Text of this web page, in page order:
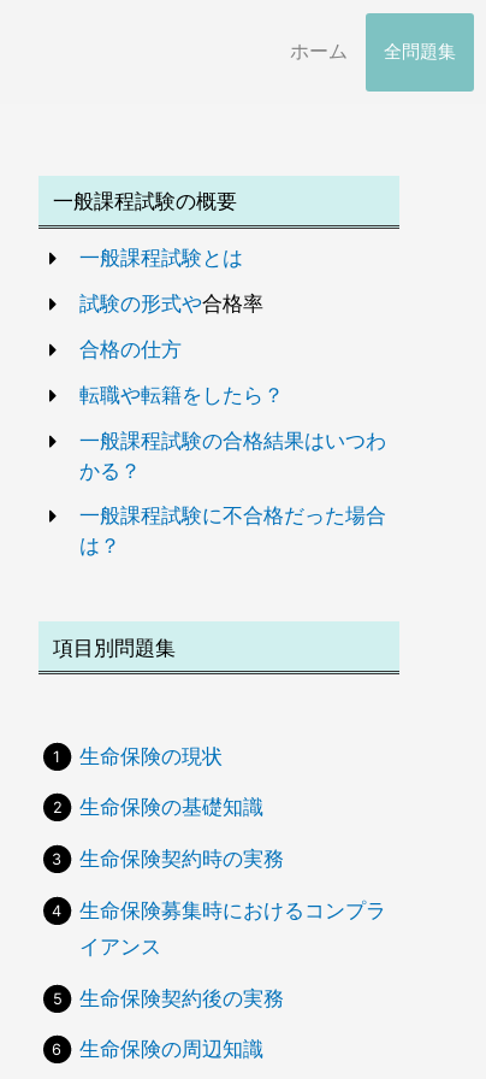
ホーム 全問題集
一般課程試験の概要
一般課程試験とは
試験の形式や合格率
合格の仕方
転職や転籍をしたら？
一般課程試験の合格結果はいつわ
かる？
一般課程試験に不合格だった場合
は？
項目別問題集
生命保険の現状
生命保険の基礎知識
生命保険契約時の実務
生命保険募集時におけるコンプラ
イアンス
生命保険契約後の実務
生命保険の周辺知識